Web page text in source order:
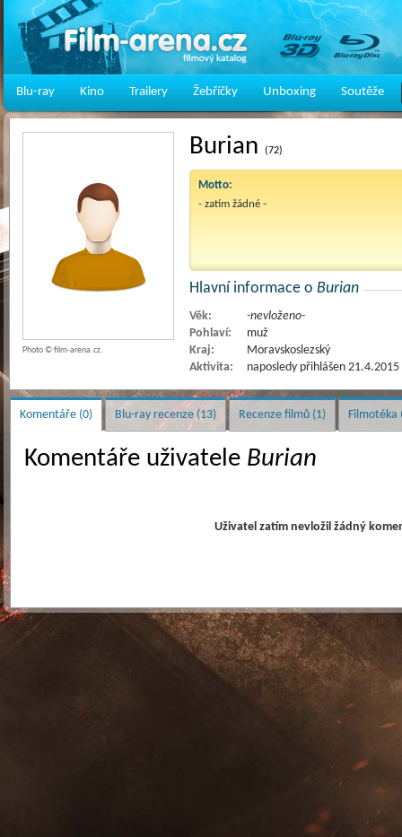
Blu-ray Kino Trailery Žebříčky Unboxing Soutěže
Burian (72)
Motto:
- zatím žádné -
Hlavní informace o Burian
Věk:
-nevloženo-
Pohlaví:
muž
Kraj:
Moravskoslezský
Aktivita:
naposledy přihlášen 21.4.2015
Photo © film-arena.cz.
Komentáře (0) Blu-ray recenze (13) Recenze filmů (1) Filmotéka
Komentáře uživatele Burian
Uživatel zatím nevložil žádný